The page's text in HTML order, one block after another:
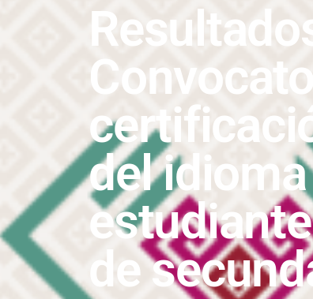
del
de